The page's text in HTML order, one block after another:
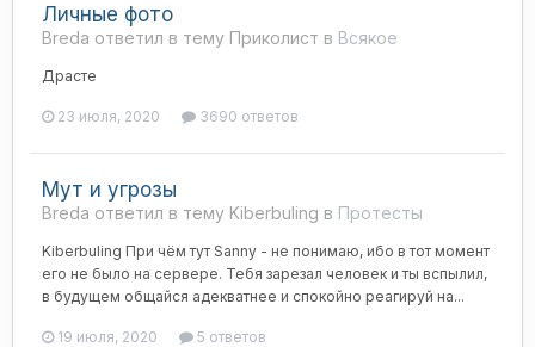
Личные фото
Breda ответил в тему Приколист в Всякое
Драсте
23 июля, 2020 3690 ответов
Мут и угрозы
Breda ответил в тему Kiberbuling в Протесты
Kiberbuling При чём тут Sanny - не понимаю, ибо в тот момент
его не было на сервере. Тебя зарезал человек и ты вспылил,
в будущем общайся адекватнее и спокойно реагируй на...
19 июля, 2020 5 ответов